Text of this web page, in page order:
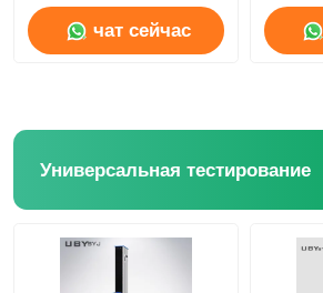
чат сейчас
Универсальная тестирование